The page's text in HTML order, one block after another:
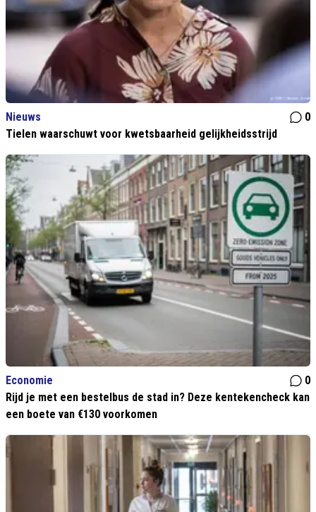
Nieuws
0
Tielen waarschuwt voor kwetsbaarheid gelijkheidsstrijd
Economie
0
Rijd je met een bestelbus de stad in? Deze kentekencheck kan
een boete van €130 voorkomen